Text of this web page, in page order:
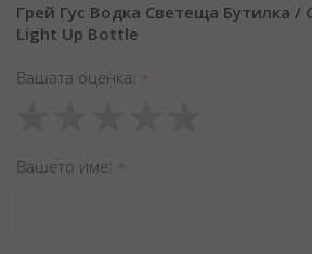
Грей Гус Водка Светеща Бутилка /
Light Up Bottle
Вашата оценка
star
stars
stars
stars
stars
Вашето име